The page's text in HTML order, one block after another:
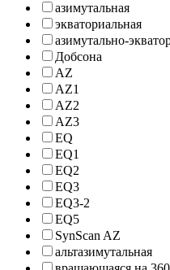
азимутальная
экваториальная
азимутально-
Добсона
AZ
AZ1
AZ2
AZ3
EQ
EQ1
EQ2
EQ3
EQ3-2
EQ5
SynScan AZ
альтазимутальная